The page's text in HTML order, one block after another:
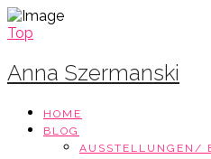
Top
Anna Szermanski
HOME
BLOG
AUSSTELLUNGEN/